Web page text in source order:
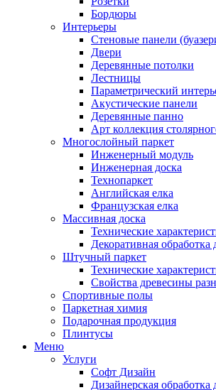
Бордюры
Интерьеры
Стеновые панели
Двери
Деревянные потолки
Лестницы
Параметрический
Акустические панели
Деревянные панно
Арт коллекция
Многослойный паркет
Инженерный модуль
Инженерная доска
Технопаркет
Английская елка
Французская елка
Массивная доска
Технические
Декоративная обработка
Штучный паркет
Технические
Свойства древесины
Спортивные полы
Паркетная химия
Подарочная продукция
Плинтусы
Меню
Услуги
Софт Дизайн
Дизайнерская обработка